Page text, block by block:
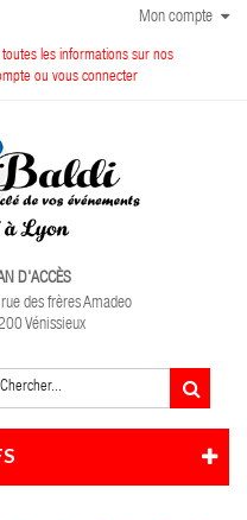
Mon compte
les informations sur nos
ou vous connecter
D'ACCÈS
des frères Amadeo
Vénissieux